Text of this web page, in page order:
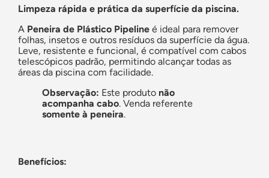
Limpeza rápida e prática da superfície da piscina.
A Peneira de Plástico Pipeline é ideal para remover
folhas, insetos e outros resíduos da superfície da água.
Leve, resistente e funcional, é compatível com cabos
telescópicos padrão, permitindo alcançar todas as
áreas da piscina com facilidade.
Observação: Este produto não
acompanha cabo. Venda referente
somente à peneira.
Benefícios: